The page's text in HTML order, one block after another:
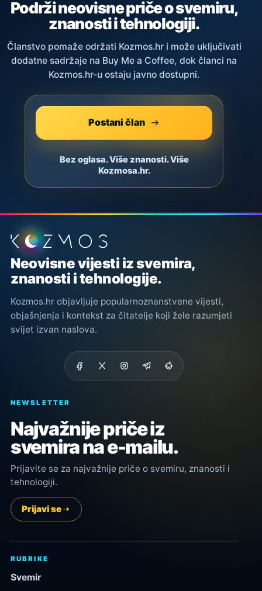
Podrži neovisne priče o svemiru,
znanosti i tehnologiji.
Članstvo pomaže održati Kozmos.hr i može uključivati
dodatne sadržaje na Buy Me a Coffee, dok članci na
Kozmos.hr-u ostaju javno dostupni.
Postani član
Bez oglasa. Više znanosti. Više
Kozmosa.hr.
Podnožje stranice
Neovisne vijesti iz svemira,
znanosti i tehnologije.
Kozmos.hr objavljuje popularnoznanstvene vijesti,
objašnjenja i kontekst za čitatelje koji žele razumjeti
svijet izvan naslova.
NEWSLETTER
Najvažnije priče iz
svemira na e-mailu.
Prijavite se za najvažnije priče o svemiru, znanosti i
tehnologiji.
Prijavi se
RUBRIKE
Svemir